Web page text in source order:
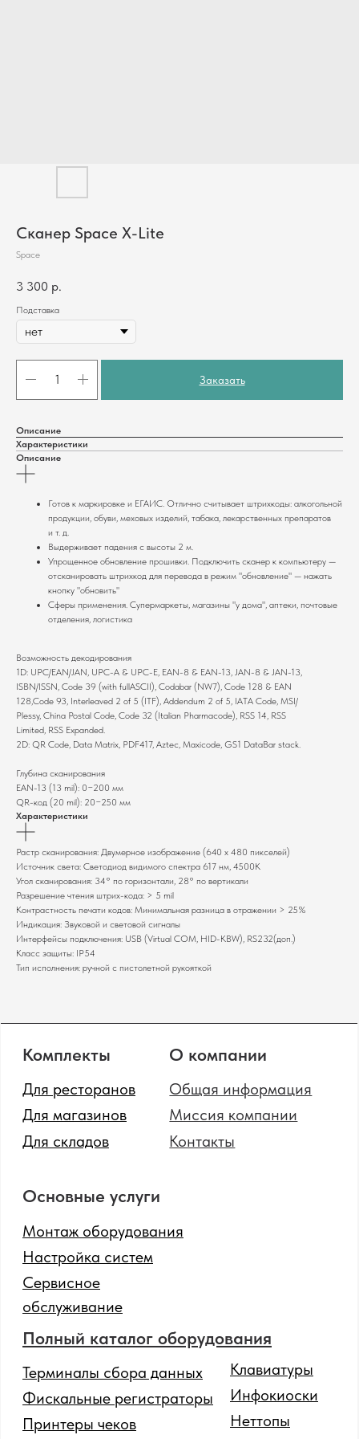
Сканер Space X-Lite
Space
3 300 р.
Подставка
Заказать
Описание
Характеристики
Описание
Готов к маркировке и ЕГАИС. Отлично считывает штрихкоды: алкогольной
продукции, обуви, меховых изделий, табака, лекарственных препаратов
и т. д.
Выдерживает падения с высоты 2 м.
Упрощенное обновление прошивки. Подключить сканер к компьютеру —
отсканировать штрихкод для перевода в режим "обновление" — нажать
кнопку "обновить"
Сферы применения. Супермаркеты, магазины "у дома", аптеки, почтовые
отделения, логистика
Возможность декодирования
1D: UPC/EAN/JAN, UPC-A & UPC-E, EAN-8 & EAN-13, JAN-8 & JAN-13,
ISBN/ISSN, Code 39 (with fullASCII), Codabar (NW7), Code 128 & EAN
128,Code 93, Interleaved 2 of 5 (ITF), Addendum 2 of 5, IATA Code, MSI/
Plessy, China Postal Code, Code 32 (Italian Pharmacode), RSS 14, RSS
Limited, RSS Expanded.
2D: QR Code, Data Matrix, PDF417, Aztec, Maxicode, GS1 DataBar stack.
Глубина сканирования
EAN-13 (13 mil): 0−200 мм
QR-код (20 mil): 20−250 мм
Характеристики
Растр сканирования: Двумерное изображение (640 х 480 пикселей)
Источник света: Светодиод видимого спектра 617 нм, 4500K
Угол сканирования: 34° по горизонтали, 28° по вертикали
Разрешение чтения штрих-кода: > 5 mil
Контрастность печати кодов: Минимальная разница в отражении > 25%
Индикация: Звуковой и световой сигналы
Интерфейсы подключения: USB (Virtual COM, HID-KBW), RS232(доп.)
Класс защиты: IP54
Тип исполнения: ручной с пистолетной рукояткой
Контакты
Для ресторанов
Для магазинов
Для складов
Монтаж оборудования
Общая информация
SOTA
Полный каталог оборудования
Миссия компании
Настройка систем
Сервисное
обслуживание
Основные услуги
POS-комплекты
Терминалы сбора данных
Фискальные регистраторы
Табло покупателя
Сканеры штрихкодов
Принтеры этикеток
Принтеры чеков Неттопы
Мониторы
Клавиатуры
Моноблоки
Инфокиоски
© 2024 Все права защищены.
Политика конфиденциальности